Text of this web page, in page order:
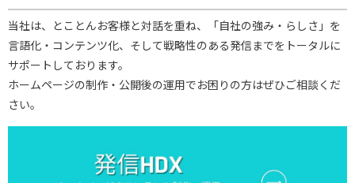
当社は、とことんお客様と対話を重ね、「自社の強み・らしさ」を
言語化・コンテンツ化、そして戦略性のある発信までをトータルに
サポートしております。
ホームページの制作・公開後の運用でお困りの方はぜひご相談くだ
さい。